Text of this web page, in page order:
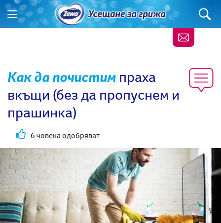
Как да почистим праха
вкъщи (без да пропуснем и
прашинка)
6 човека одобряват